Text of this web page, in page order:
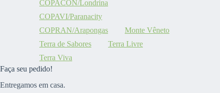
COPACON/Londrina
COPAVI/Paranacity
COPRAN/Arapongas
Monte Vêneto
Terra de Sabores
Terra Livre
Terra Viva
Faça seu pedido!
Entregamos em casa.